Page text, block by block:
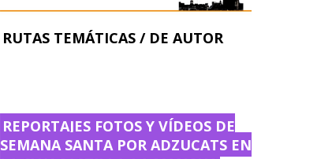
RUTAS TEMÁTICAS / DE AUTOR
REPORTAJES FOTOS Y VÍDEOS DE
SEMANA SANTA POR ADZUCATS EN